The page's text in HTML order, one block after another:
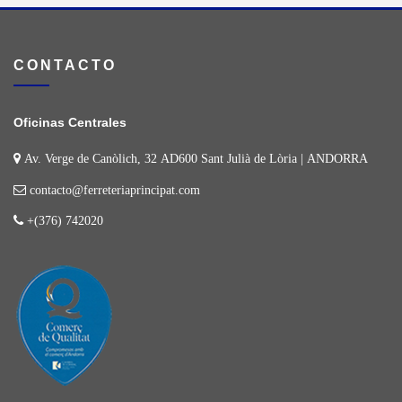
CONTACTO
Oficinas Centrales
Av. Verge de Canòlich, 32 AD600 Sant Julià de Lòria | ANDORRA
contacto@ferreteriaprincipat.com
+(376) 742020